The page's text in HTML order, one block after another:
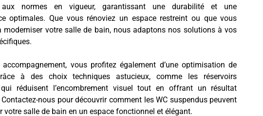
aux normes en vigueur, garantissant une durabilité et une
optimales. Que vous rénoviez un espace restreint ou que vous
moderniser votre salle de bain, nous adaptons nos solutions à vos
accompagnement, vous profitez également d’une optimisation de
à des choix techniques astucieux, comme les réservoirs
qui réduisent l’encombrement visuel tout en offrant un résultat
nous pour découvrir comment les WC suspendus peuvent
votre salle de bain en un espace fonctionnel et élégant.